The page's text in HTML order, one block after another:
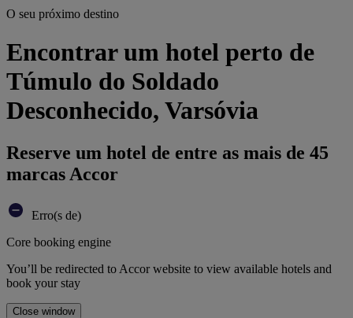
O seu próximo destino
Encontrar um hotel perto de
Túmulo do Soldado
Desconhecido, Varsóvia
Reserve um hotel de entre as mais de 45
marcas Accor
Erro(s de)
Core booking engine
You’ll be redirected to Accor website to view available hotels and
book your stay
Close window